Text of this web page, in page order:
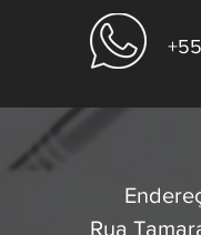
+55
Rua